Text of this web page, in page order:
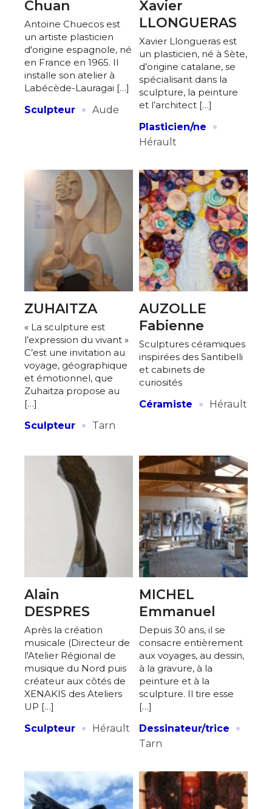
Chuan
Antoine Chuecos est
un artiste plasticien
d'origine espagnole, né
en France en 1965. Il
installe son atelier à
Labécède-Lauragai […]
Sculpteur · Aude
Xavier
LLONGUERAS
Xavier Llongueras est
un plasticien, né à Sète,
d’origine catalane, se
spécialisant dans la
sculpture, la peinture
et l’architect […]
Plasticien/ne
·
Hérault
ZUHAITZA
« La sculpture est
l’expression du vivant »
C’est une invitation au
voyage, géographique
et émotionnel, que
Zuhaitza propose au
[…]
Sculpteur · Tarn
AUZOLLE
Fabienne
Sculptures céramiques
inspirées des Santibelli
et cabinets de
curiosités
Céramiste
· Hérault
Alain
DESPRES
Après la création
musicale (Directeur de
l'Atelier Régional de
musique du Nord puis
créateur aux côtés de
XENAKIS des Ateliers
UP […]
Sculpteur · Hérault
MICHEL
Emmanuel
Depuis 30 ans, il se
consacre entièrement
aux voyages, au dessin,
à la gravure, à la
peinture et à la
sculpture. Il tire esse
[…]
Dessinateur/trice
·
Tarn